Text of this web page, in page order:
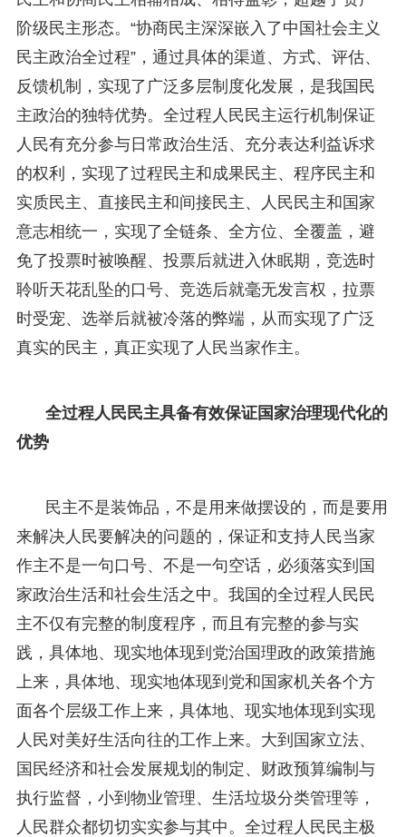
阶级民主形态。“协商民主深深嵌入了中国社会主义
民主政治全过程”，通过具体的渠道、方式、评估、
反馈机制，实现了广泛多层制度化发展，是我国民
主政治的独特优势。全过程人民民主运行机制保证
人民有充分参与日常政治生活、充分表达利益诉求
的权利，实现了过程民主和成果民主、程序民主和
实质民主、直接民主和间接民主、人民民主和国家
意志相统一，实现了全链条、全方位、全覆盖，避
免了投票时被唤醒、投票后就进入休眠期，竞选时
聆听天花乱坠的口号、竞选后就毫无发言权，拉票
时受宠、选举后就被冷落的弊端，从而实现了广泛
真实的民主，真正实现了人民当家作主。
全过程人民民主具备有效保证国家治理现代化的
优势
民主不是装饰品，不是用来做摆设的，而是要用
来解决人民要解决的问题的，保证和支持人民当家
作主不是一句口号、不是一句空话，必须落实到国
家政治生活和社会生活之中。我国的全过程人民民
主不仅有完整的制度程序，而且有完整的参与实
践，具体地、现实地体现到党治国理政的政策措施
上来，具体地、现实地体现到党和国家机关各个方
面各个层级工作上来，具体地、现实地体现到实现
人民对美好生活向往的工作上来。大到国家立法、
国民经济和社会发展规划的制定、财政预算编制与
执行监督，小到物业管理、生活垃圾分类管理等，
人民群众都切切实实参与其中。全过程人民民主极